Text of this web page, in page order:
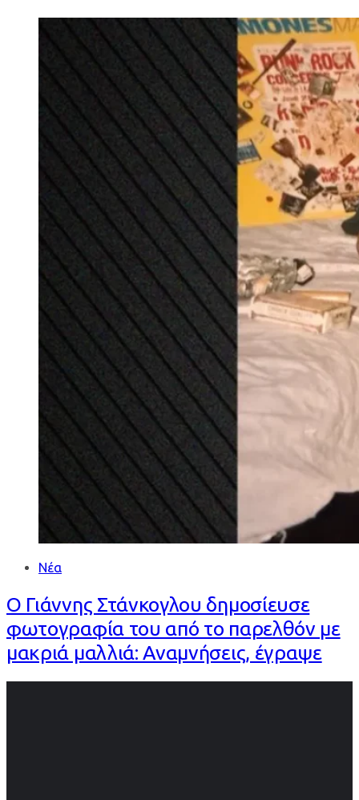
Νέα
Ο Γιάννης Στάνκογλου δημοσίευσε
φωτογραφία του από το παρελθόν με
μακριά μαλλιά: Αναμνήσεις, έγραψε